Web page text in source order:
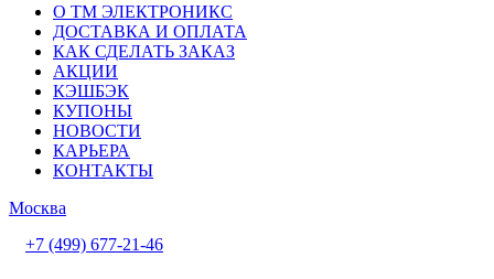
О ТМ ЭЛЕКТРОНИКС
ДОСТАВКА И ОПЛАТА
КАК СДЕЛАТЬ ЗАКАЗ
АКЦИИ
КЭШБЭК
КУПОНЫ
НОВОСТИ
КАРЬЕРА
КОНТАКТЫ
Москва
+7 (499) 677-21-46